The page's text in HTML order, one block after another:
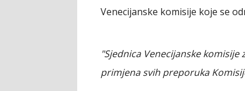
Venecijanske komisije koje se
"Sjednica Venecijanske
primjena svih preporuka